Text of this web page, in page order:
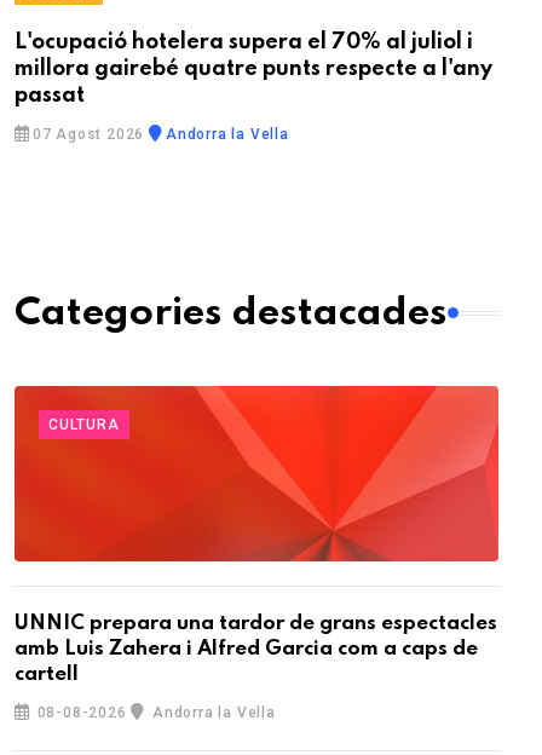
L'ocupació hotelera supera el 70% al juliol i
millora gairebé quatre punts respecte a l'any
passat
07 Agost 2026 Andorra la Vella
Categories destacades
CULTURA
UNNIC prepara una tardor de grans espectacles
amb Luis Zahera i Alfred Garcia com a caps de
cartell
08-08-2026 Andorra la Vella